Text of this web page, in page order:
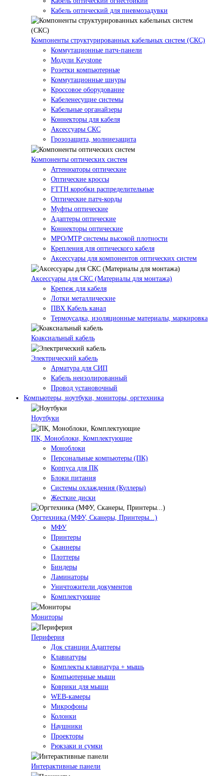
Кабель оптический для пневмозадувки
Компоненты структурированных кабельных систем (СКС)
Коммутационные патч-панели
Модули Keystone
Розетки компьютерные
Коммутационные шнуры
Кроссовое оборудование
Кабеленесущие системы
Кабельные органайзеры
Коннекторы для кабеля
Аксессуары СКС
Грозозащита, молниезащита
Компоненты оптических систем
Аттенюаторы оптические
Оптические кроссы
FTTH коробки распределительные
Оптические патч-корды
Муфты оптические
Адаптеры оптические
Коннекторы оптические
MPO/MTP системы высокой плотности
Крепления для оптического кабеля
Аксессуары для компонентов оптических систем
Аксессуары для СКС (Материалы для монтажа)
Крепеж для кабеля
Лотки металлические
ПВХ Кабель канал
Термоусадка, изоляционные материалы, маркировка
Коаксиальный кабель
Электрический кабель
Арматура для СИП
Кабель неизолированный
Провод установочный
Компьютеры, ноутбуки, мониторы, оргтехника
Ноутбуки
ПК, Моноблоки, Комплектующие
Моноблоки
Персональные компьютеры (ПК)
Корпуса для ПК
Блоки питания
Системы охлаждения (Куллеры)
Жесткие диски
Оргтехника (МФУ, Сканеры, Принтеры...)
МФУ
Принтеры
Сканнеры
Плоттеры
Биндеры
Ламинаторы
Уничтожители документов
Комплектующие
Мониторы
Периферия
Док станции Адаптеры
Клавиатуры
Комплекты клавиатура + мышь
Компьютерные мыши
Коврики для мыши
WEB-камеры
Микрофоны
Колонки
Наушники
Проекторы
Рюкзаки и сумки
Интерактивные панели